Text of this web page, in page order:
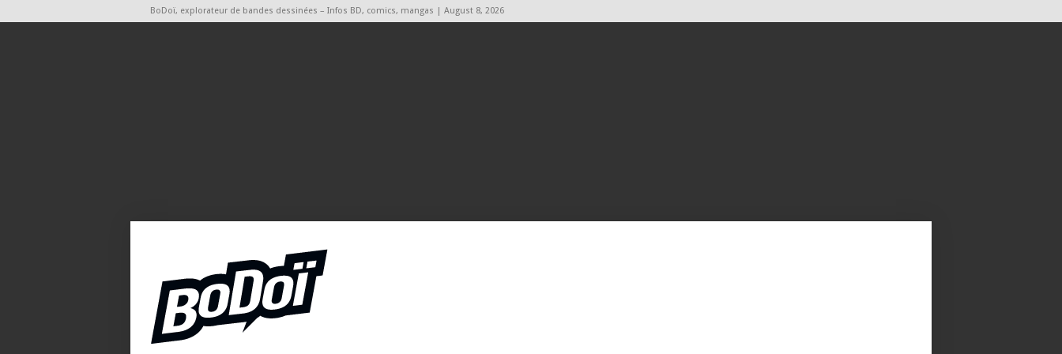
BoDoï, explorateur de bandes dessinées – Infos BD, comics, mangas | August 8, 2026